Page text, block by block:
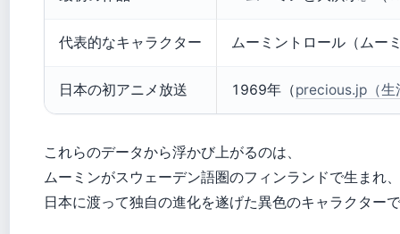
代表的なキャラクター ムーミントロール（ムー
日本の初アニメ放送 1969年（precious.jp（生
これらのデータから浮かび上がるのは、
ムーミンがスウェーデン語圏のフィンランドで生まれ、
日本に渡って独自の進化を遂げた異色のキャラクター